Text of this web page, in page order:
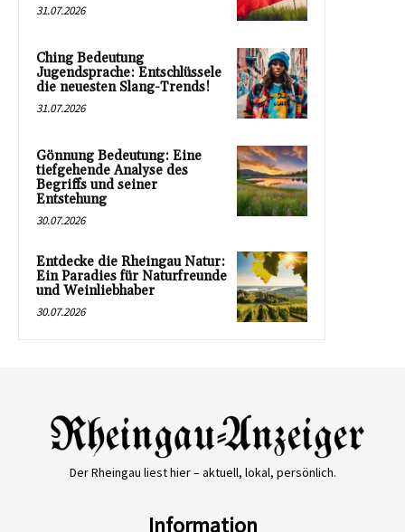
31.07.2026
Ching Bedeutung
Jugendsprache: Entschlüssele
die neuesten Slang-Trends!
31.07.2026
Gönnung Bedeutung: Eine
tiefgehende Analyse des
Begriffs und seiner
Entstehung
30.07.2026
Entdecke die Rheingau Natur:
Ein Paradies für Naturfreunde
und Weinliebhaber
30.07.2026
Der Rheingau liest hier – aktuell, lokal, persönlich.
Information